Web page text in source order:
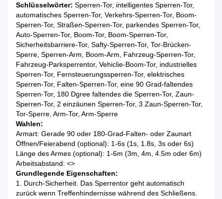
Schlüsselwörter: Sperren-Tor, intelligentes Sperren-Tor,
automatisches Sperren-Tor, Verkehrs-Sperren-Tor, Boom-
Sperren-Tor, Straßen-Sperren-Tor, parkendes Sperren-Tor,
Auto-Sperren-Tor, Boom-Tor, Boom-Sperren-Tor,
Sicherheitsbarriere-Tor, Safty-Sperren-Tor, Tor-Brücken-
Sperre, Sperren-Arm, Boom-Arm, Fahrzeug-Sperren-Tor,
Fahrzeug-Parksperrentor, Vehiclie-Boom-Tor, industrielles
Sperren-Tor, Fernsteuerungssperren-Tor, elektrisches
Sperren-Tor, Falten-Sperren-Tor, eine 90 Grad-faltendes
Sperren-Tor, 180 Dgree faltendes die Sperren-Tor, Zaun-
Sperren-Tor, 2 einzäunen Sperren-Tor, 3 Zaun-Sperren-Tor,
Tor-Sperre, Arm-Tor, Arm-Sperre
Wahlen:
Armart: Gerade 90 oder 180-Grad-Falten- oder Zaunart
Öffnen/Feierabend (optional): 1-6s (1s, 1.8s, 3s oder 6s)
Länge des Armes (optional): 1-6m (3m, 4m, 4.5m oder 6m)
Arbeitsabstand: <>
Grundlegende Eigenschaften:
1. Durch-Sicherheit. Das Sperrentor geht automatisch
zurück wenn Treffenhindernisse während des Schließens.